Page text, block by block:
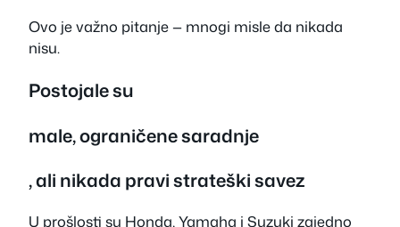
Ovo je važno pitanje — mnogi misle da nikada
nisu.
Postojale su
male, ograničene saradnje
, ali nikada pravi strateški savez
U prošlosti su Honda, Yamaha i Suzuki zajedno